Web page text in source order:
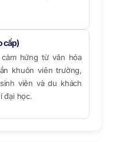
cấp)
hứng từ văn hóa
khuôn viên trường,
viên và du khách
đại học.